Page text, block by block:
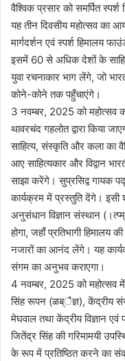
वैश्विक प्रसार को समर्पित
यह तीन दिवसीय महोत्सव का
मार्गदर्शन एवं स्पर्श हिमालय
इसमें 60 से अधिक देशों के
युवा रचनाकार भाग लेंगे, जो
कोने-कोने तक पहुँचाएंगे।
3 नवम्बर, 2025 को महोत्सव
थावरचंद गहलोत द्वारा किया
साहित्य, संस्कृति और कला का
आए साहित्यकार और विद्वान
साझा करेंगे। सुप्रसिद्व गायक
कार्यक्रम में प्रस्तुति देंगे। इसी
अनुसंधान विज्ञान संस्थान
होगा, जहाँ प्रतिभागी
नजारों का आनंद लेंगे। यह
संगम का अनुभव कराएगा।
4 नवम्बर, 2025 को महोत्सव में
सिंह रूपन (ळब्ैज्ञ), केंद्रीय
मेघवाल तथा केंद्रीय विज्ञान एवं
जितेंद्र सिंह की गरिमामयी
के रूप में प्रतिष्ठित करने का